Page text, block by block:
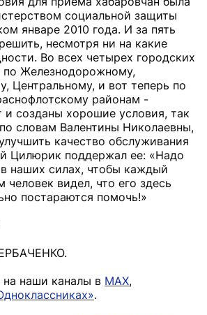
социальной защиты
январе 2010 года. И за пять
несмотря ни на какие
Во всех четырех городских
по Железнодорожному,
Центральному, и вот теперь по
районам -
и созданы хорошие условия, так
словам Валентины Николаевны,
качество обслуживания
Цилюрик поддержал ее: «Надо
в наших силах, чтобы каждый
видел, что его здесь
постараются помочь!»
наши каналы в MAX,
.